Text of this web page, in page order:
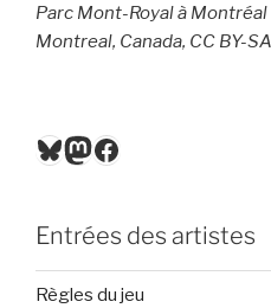
Parc Mont-Royal à
Montreal, Canada, CC BY-
Bluesky
Mastodon
Facebook
Entrées des artistes
Règles du jeu